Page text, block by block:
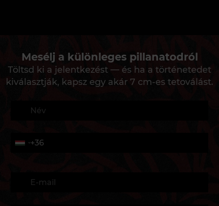
Mesélj a különleges pillanatodról
Töltsd ki a jelentkezést — és ha a történetedet
kiválasztják, kapsz egy akár 7 cm-es tetoválást.